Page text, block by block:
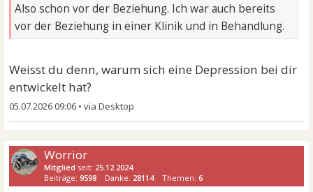
Also schon vor der Beziehung. Ich war auch bereits
vor der Beziehung in einer Klinik und in Behandlung.
Weisst du denn, warum sich eine Depression bei dir
entwickelt hat?
05.07.2026 09:06 •
Worrior
Mitglied seit: 25.12.2024
Beiträge:9598 Danke: 28114 Themen:6